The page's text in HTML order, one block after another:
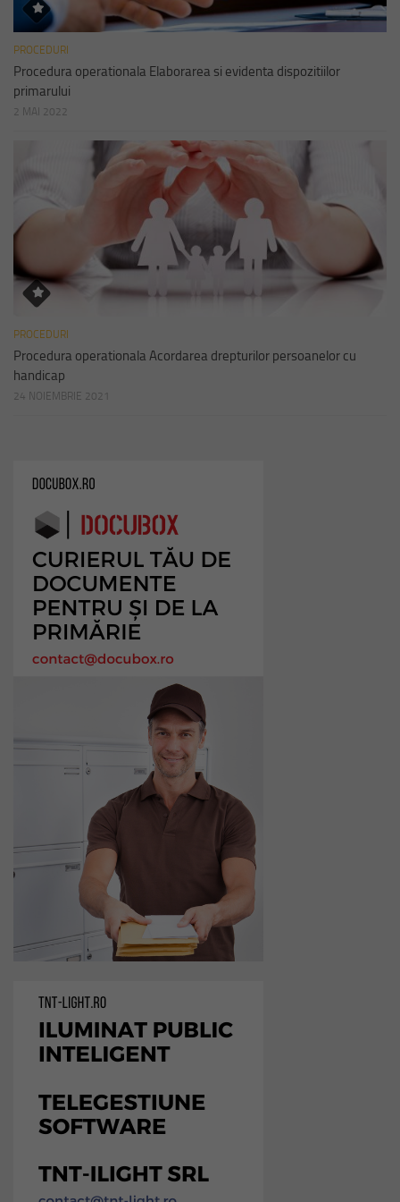
PROCEDURI
Procedura operationala Elaborarea si evidenta dispozitiilor
primarului
2 MAI 2022
PROCEDURI
Procedura operationala Acordarea drepturilor persoanelor cu
handicap
24 NOIEMBRIE 2021